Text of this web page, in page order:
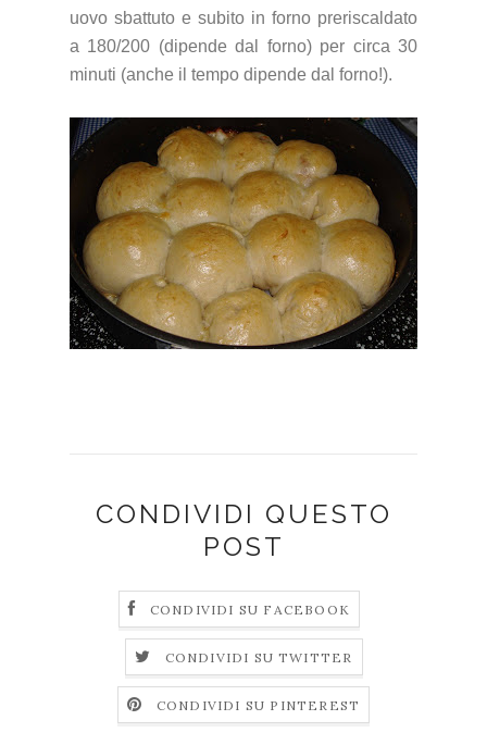
uovo sbattuto e subito in forno preriscaldato
a 180/200 (dipende dal forno) per circa 30
minuti (anche il tempo dipende dal forno!).
CONDIVIDI QUESTO
POST
CONDIVIDI SU FACEBOOK
CONDIVIDI SU TWITTER
CONDIVIDI SU PINTEREST